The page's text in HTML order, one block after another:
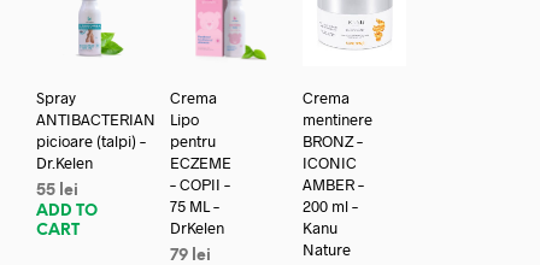
Spray
ANTIBACTERIAN
picioare (talpi) –
Dr.Kelen
55 lei
ADD TO
CART
Crema
Lipo
pentru
ECZEME
– COPII –
75 ML –
DrKelen
79 lei
Crema
mentinere
BRONZ –
ICONIC
AMBER –
200 ml –
Kanu
Nature